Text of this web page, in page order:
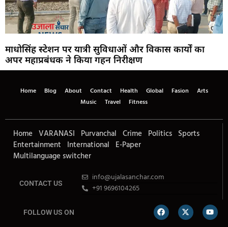
माधोसिंह स्टेशन पर यात्री सुविधाओं और विकास कार्यों का
अपर महाप्रबंधक ने किया गहन निरीक्षण
Home Blog About Contact Health Global Fasion
Arts
Music
Travel Fitness
Home VARANASI Purvanchal Crime Politics Sports
Entertainment International E-Paper
Multilanguage switcher
CONTACT US
info@ujalasanchar.com
+91 9696104265
FOLLOW US ON